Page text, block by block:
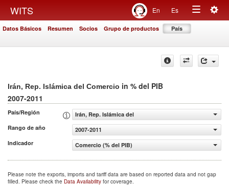
WITS En Es
Toggle
Datos Básicos Resumen Socios Grupo de productos País
Irán, Rep. Islámica del Comercio in % del PIB
2007-2011
País/Región
Irán, Rep. Islámica del
Rango de año
2007-2011
Indicador
Comercio (% del PIB)
Please note the exports, imports and tariff data are based on reported data and not gap
filled. Please check the Data Availability for coverage.